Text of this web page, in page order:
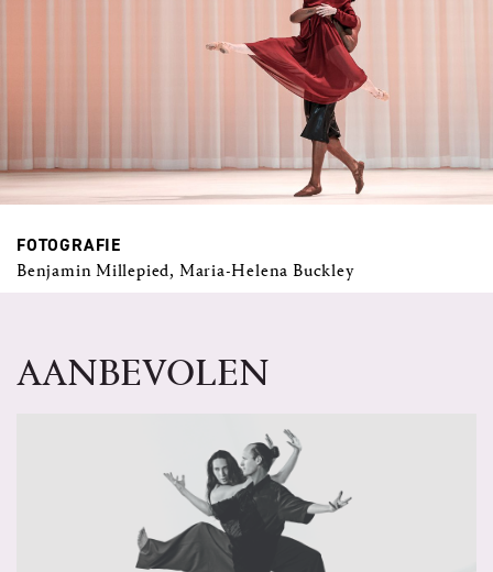
FOTOGRAFIE
Benjamin Millepied, Maria-Helena Buckley
AANBEVOLEN